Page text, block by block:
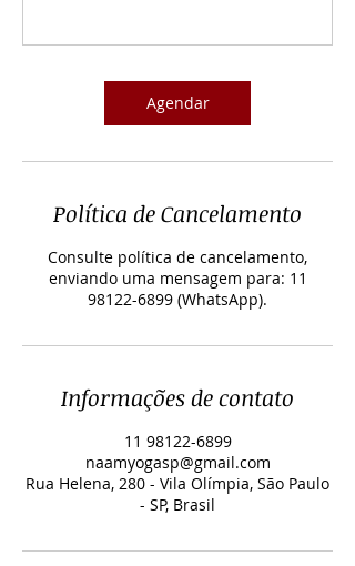
Agendar
Política de Cancelamento
Consulte política de cancelamento,
enviando uma mensagem para: 11
Informações de contato
11 98122-6899
naamyogasp@gmail.com
Rua Helena, 280 - Vila Olímpia, São Paulo
- SP, Brasil